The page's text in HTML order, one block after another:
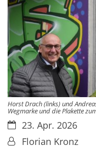
Horst Drach (links) und
Wegmarke und die Plakette
Datum:23. Apr. 2026
Von:Florian Kronz